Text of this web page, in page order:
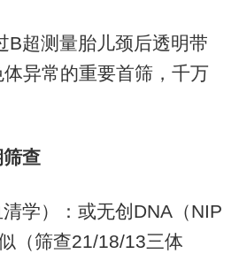
B超测量胎儿颈后透明带
异常的重要首筛，千万
查
学）：或无创DNA（NIP
（筛查21/18/13三体